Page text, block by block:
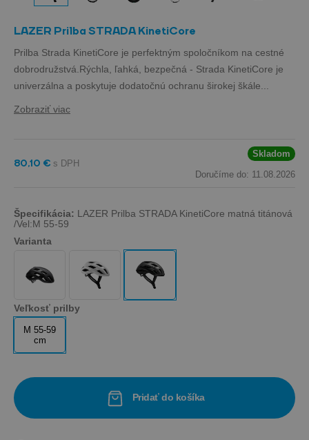
LAZER Prilba STRADA KinetiCore
Prilba Strada KinetiCore je perfektným spoločníkom na cestné
dobrodružstvá.Rýchla, ľahká, bezpečná - Strada KinetiCore je
univerzálna a poskytuje dodatočnú ochranu širokej škále...
Zobraziť viac
80,10 €
Skladom
Doručíme do: 11.08.2026
Špecifikácia: LAZER Prilba STRADA KinetiCore matná titánová
/Vel:M 55-59
Varianta
Veľkosť prilby
M 55-59
cm
Pridať do košíka